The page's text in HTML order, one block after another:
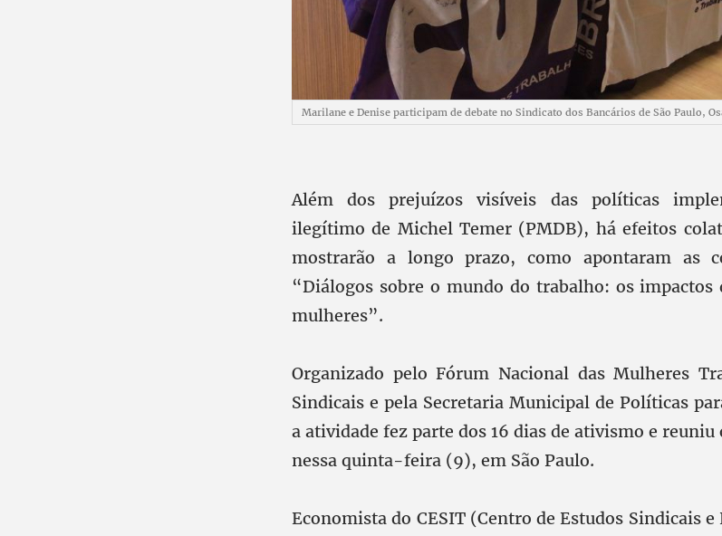
Marilane e Denise participam de debate no Sindicato dos Bancários de São Paulo,
Além dos prejuízos visíveis das políticas
ilegítimo de Michel Temer (PMDB), há efeitos
mostrarão a longo prazo, como apontaram as
“Diálogos sobre o mundo do trabalho: os impactos
mulheres”.
Organizado pelo Fórum Nacional das Mulheres
Sindicais e pela Secretaria Municipal de Políticas
a atividade fez parte dos 16 dias de ativismo e reuniu
nessa quinta-feira (9), em São Paulo.
Economista do CESIT (Centro de Estudos Sindicais